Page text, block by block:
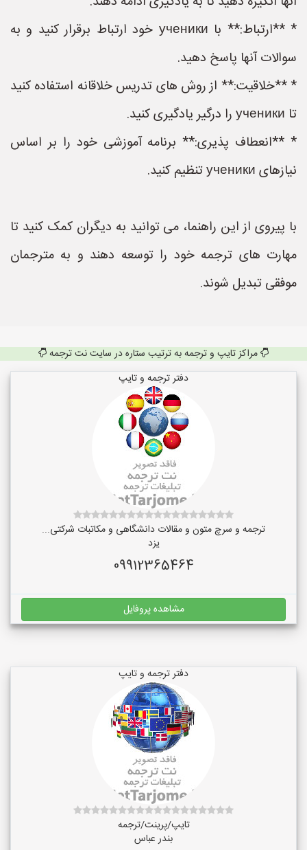
* **ارتباط:** با ученики خود ارتباط برقرار کنید و به
سوالات آنها پاسخ دهید.
* **خلاقیت:** از روش های تدریس خلاقانه استفاده کنید
تا ученики را درگیر یادگیری کنید.
* **انعطاف پذیری:** برنامه آموزشی خود را بر اساس
نیازهای ученики تنظیم کنید.
با پیروی از این راهنما، می توانید به دیگران کمک کنید تا
مهارت های ترجمه خود را توسعه دهند و به مترجمان
موفقی تبدیل شوند.
مراکز تایپ و ترجمه به ترتیب ستاره در سایت نت ترجمه
دفتر ترجمه و تایپ
ترجمه و سرچ متون و مقالات دانشگاهی و مکاتبات شرکتی...
یزد
09912365464
مشاهده پروفایل
دفتر ترجمه و تایپ
تایپ/پرینت/ترجمه
بندر عباس